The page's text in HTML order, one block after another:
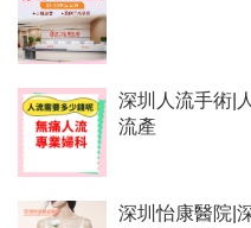
深圳人流手術|
流產
深圳怡康醫院|